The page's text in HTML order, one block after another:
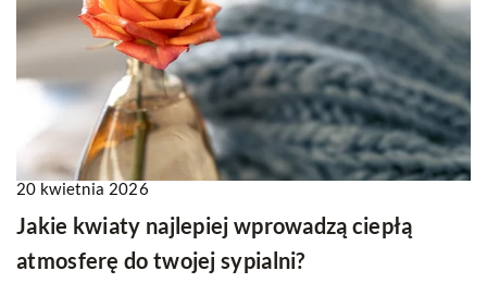
20 kwietnia 2026
Jakie kwiaty najlepiej wprowadzą ciepłą
atmosferę do twojej sypialni?